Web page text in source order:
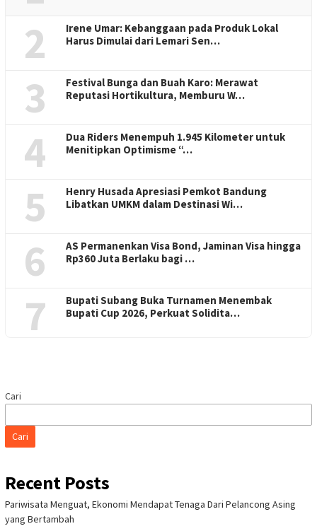
2
Irene Umar: Kebanggaan pada Produk Lokal
Harus Dimulai dari Lemari Sen…
3
Festival Bunga dan Buah Karo: Merawat
Reputasi Hortikultura, Memburu W…
4
Dua Riders Menempuh 1.945 Kilometer untuk
Menitipkan Optimisme “…
5
Henry Husada Apresiasi Pemkot Bandung
Libatkan UMKM dalam Destinasi Wi…
6
AS Permanenkan Visa Bond, Jaminan Visa hingga
Rp360 Juta Berlaku bagi …
7
Bupati Subang Buka Turnamen Menembak
Bupati Cup 2026, Perkuat Solidita…
Cari
Cari
Recent Posts
Pariwisata Menguat, Ekonomi Mendapat Tenaga Dari Pelancong Asing
yang Bertambah